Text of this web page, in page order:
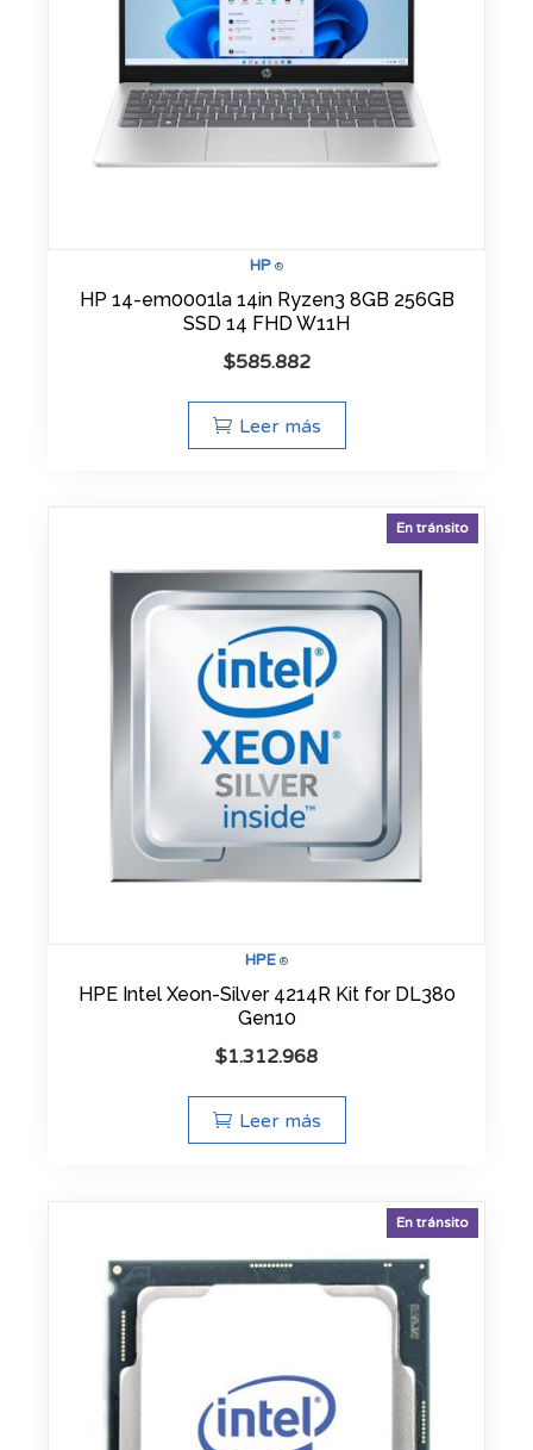
HP ®
HP 14-em0001la 14in Ryzen3 8GB 256GB
SSD 14 FHD W11H
$585.882
Leer más
HPE ®
En tránsito
HPE Intel Xeon-Silver 4214R Kit for DL380
Gen10
$1.312.968
Leer más
En tránsito